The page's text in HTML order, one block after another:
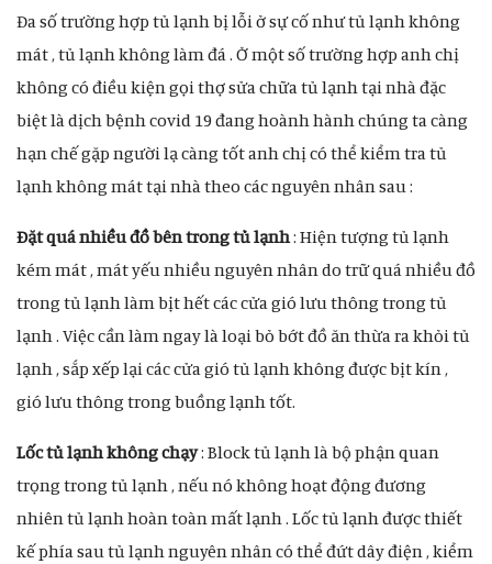
Đa số trường hợp tủ lạnh bị lỗi ở sự cố như tủ lạnh không
mát , tủ lạnh không làm đá . Ở một số trường hợp anh chị
không có điều kiện gọi thợ sửa chữa tủ lạnh tại nhà đặc
biệt là dịch bệnh covid 19 đang hoành hành chúng ta càng
hạn chế gặp người lạ càng tốt anh chị có thể kiểm tra tủ
lạnh không mát tại nhà theo các nguyên nhân sau :
Đặt quá nhiều đồ bên trong tủ lạnh: Hiện tượng tủ lạnh
kém mát , mát yếu nhiều nguyên nhân do trữ quá nhiều đồ
trong tủ lạnh làm bịt hết các cửa gió lưu thông trong tủ
lạnh . Việc cần làm ngay là loại bỏ bớt đồ ăn thừa ra khỏi tủ
lạnh , sắp xếp lại các cửa gió tủ lạnh không được bịt kín ,
gió lưu thông trong buồng lạnh tốt.
Lốc tủ lạnh không chạy: Block tủ lạnh là bộ phận quan
trọng trong tủ lạnh , nếu nó không hoạt động đương
nhiên tủ lạnh hoàn toàn mất lạnh . Lốc tủ lạnh được thiết
kế phía sau tủ lạnh nguyên nhân có thể đứt dây điện , kiểm